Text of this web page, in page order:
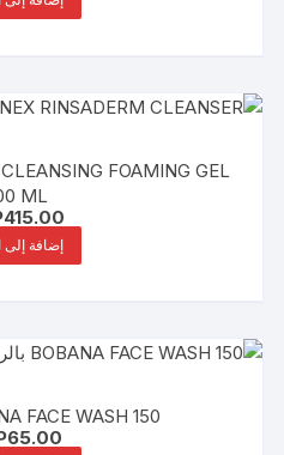
FOAMING GEL
ML
415.00
إضافة إلى
BOBANA FACE WASH 150 بالريتينول
65.00